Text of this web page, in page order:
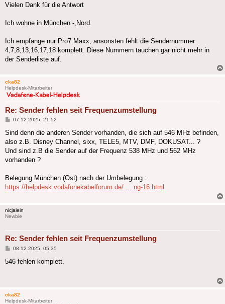
Vielen Dank für die Antwort
Ich wohne in München -,Nord.
Ich empfange nur Pro7 Maxx, ansonsten fehlt die Sendernummer
4,7,8,13,16,17,18 komplett. Diese Nummern tauchen gar nicht mehr in
der Senderliste auf.
cka82
Helpdesk-Mitarbeiter
Re: Sender fehlen seit Frequenzumstellung
Beitrag
07.12.2025, 21:52
Sind denn die anderen Sender vorhanden, die sich auf 546 MHz befinden,
also z.B. Disney Channel, sixx, TELE5, MTV, DMF, DOKUSAT... ?
Und sind z.B die Sender auf der Frequenz 538 MHz und 562 MHz
vorhanden ?
Belegung München (Ost) nach der Umbelegung :
https://helpdesk.vodafonekabelforum.de/ ... ng-16.html
nicjalein
Newbie
Re: Sender fehlen seit Frequenzumstellung
Beitrag
08.12.2025, 05:35
546 fehlen komplett.
cka82
Helpdesk-Mitarbeiter